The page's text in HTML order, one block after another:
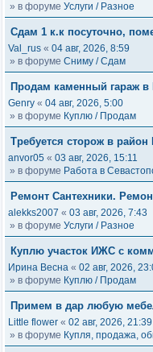
» в форуме Услуги / Разное
Сдам 1 к.к посуточно,
Val_rus « 04 авг, 2026, 8:59
» в форуме Сниму / Сдам
Продам каменный гараж в
Genry « 04 авг, 2026, 5:00
» в форуме Куплю / Продам
Требуется сторож в
anvor05 « 03 авг, 2026, 15:11
» в форуме Работа в
Ремонт Сантехники.
alekks2007 « 03 авг, 2026, 7:43
» в форуме Услуги / Разное
Куплю участок ИЖС с
Ирина Весна « 02 авг, 2026,
» в форуме Куплю / Продам
Примем в дар любую
Little flower « 02 авг, 2026, 21:39
» в форуме Купля, продажа,